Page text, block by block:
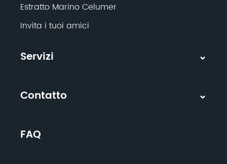
Estratto Marino Celumer
Invita i tuoi amici
Servizi
Contatto
FAQ